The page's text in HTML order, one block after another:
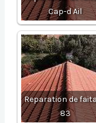
Cap-d Ail
Reparation de
83